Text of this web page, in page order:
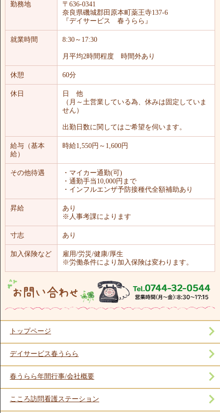
勤務地
〒636-0341
奈良県磯城郡田原本町薬王寺137-6
『デイサービス 春うらら』
就業時間 8:30～17:30
月平均2時間程度 時間外あり
休憩 60分
休日
日 他
（月～土営業している為、休みは固定していま
せん）
出勤日数に関してはご希望を伺います。
給与（基本
給）
時給1,550円～1,600円
その他待遇
・マイカー通勤(可)
・通勤手当10,000円まで
・インフルエンザ予防接種代全額補助あり
昇給
あり
※人事考課によります
寸志 あり
加入保険など
雇用/労災/健康/厚生
※労働条件により加入保険は変わります。
トップページ
デイサービス春うらら
春うらら年間行事/会社概要
こころ訪問看護ステーション